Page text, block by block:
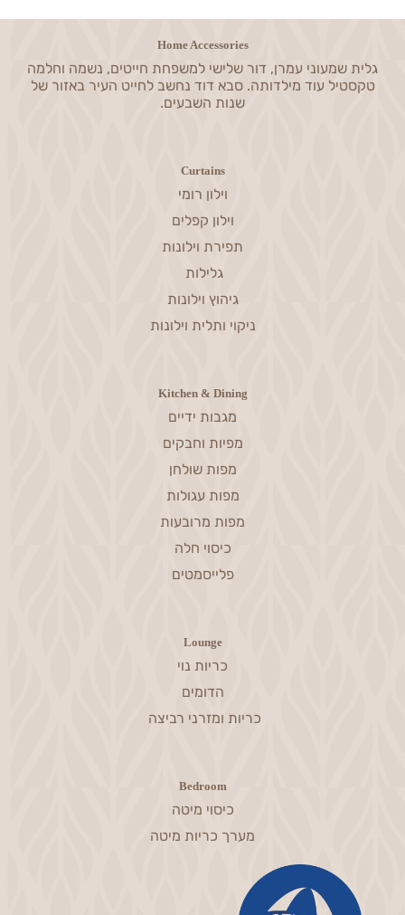
Home Accessories
גלית שמעוני עמרן, דור שלישי למשפחת חייטים, נשמה וחלמה
טקסטיל עוד מילדותה. סבא דוד נחשב לחייט העיר באזור של
שנות השבעים.
Curtains
וילון רומי
וילון קפלים
תפירת וילונות
גלילות
גיהוץ וילונות
ניקוי ותלית וילונות
Kitchen & Dining
מגבות ידיים
מפיות וחבקים
מפות שולחן
מפות עגולות
מפות מרובעות
כיסוי חלה
פלייסמטים
Lounge
כריות נוי
הדומים
כריות ומזרני רביצה
Bedroom
כיסוי מיטה
מערך כריות מיטה